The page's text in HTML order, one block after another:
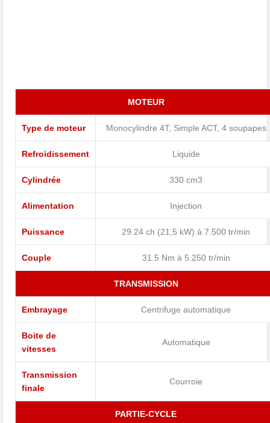
MOTEUR
Type de moteur Monocylindre 4T, Simple ACT, 4 soupapes
Refroidissement Liquide
Cylindrée 330 cm3
Alimentation Injection
Puissance 29.24 ch (21,5 kW) à 7.500 tr/min
Couple 31.5 Nm à 5.250 tr/min
TRANSMISSION
Embrayage Centrifuge automatique
Boite de
vitesses
Automatique
Transmission
finale
Courroie
PARTIE-CYCLE